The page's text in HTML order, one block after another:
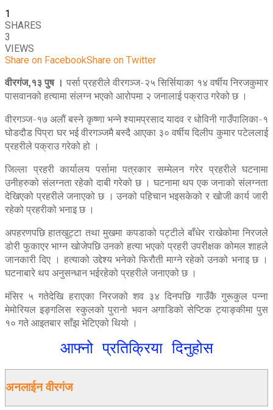
1
SHARES
3
VIEWS
Share on FacebookShare on Twitter
वीरगंज,१३ पुष । पर्सा प्रहरीले वीरगञ्ज-२५ सिर्सियाका १४ वर्षीय निरजकुमार
पासवानको हत्यामा संलग्न भएको आरोपमा २ जनालाई पक्राउ गरेको छ ।
वीरगञ्ज-१७ अलौं बस्ने कृष्णा भन्ने श्यामप्रसाद यादव र धोविनी गाउँपालिका-१
घोडदौड पिप्रा घर भई वीरगञ्जमै बस्दै आएका ३० वर्षीय दिलीप कुमार पटेललाई
प्रहरीले पक्राउ गरेको हो ।
जिल्ला प्रहरी कार्यालय पर्सामा पत्रकार सम्मेलन गरेर प्रहरीले घटनामा
उनीहरुको संलग्नता रहेको दाबी गरेको छ । घटनामा थप एक जनाको संलग्नता
देखिएको प्रहरीले जनाएको छ । उनको पहिचान भइसकेको र खोजी कार्य जारी
रहेको प्रहरीको भनाइ छ ।
अपहरणपछि हातखुट्टा तथा मुखमा कपडाको पट्टीले बाँधेर राखेकोमा निरजले
डोरी फुकाएर भाग्न खोजेपछि उनको हत्या भएको प्रहरी उपरीक्षक कोमल शाहले
जानकारी दिए । हत्याको उद्देश्य भनेको फिरौती माग्ने रहेको उनको भनाइ छ ।
घटनाबारे थप अनुसन्धान भईरहेको प्रहरीले जनाएको छ ।
मंसिर ५ गतेदेखि हराएका निरजको शव ३४ दिनपछि गाउँकै गुरूकुल पन्ना
मेमोरियल इङ्गलिस स्कुलको पुरानो भवन अगाडिको सेप्टिक ट्याङ्कीमा पुस
१० गते आइतबार साँझ भेटिएको थियो ।
आफ्नो प्रतिक्रिया दिनुहोस
अनलाईन वीरगंज